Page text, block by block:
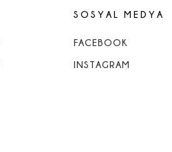
SOSYAL MEDYA
FACEBOOK
INSTAGRAM